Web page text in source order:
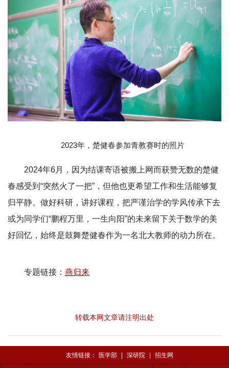
2023年，楚健春参加青教赛时的照片
2024年6月，因为结课寄语被搬上网而获赞无数的楚健
春感受到“突然火了一把”，但他也更希望工作和生活能够复
归平静。做好科研，讲好课程，把严谨治学的学风传承下去
或为同学们“鹏程万里，一生向阳”的未来留下关于数学的美
好回忆，始终是鼓舞楚健春作为一名北大教师的动力所在。
专题链接： 燕归来
转载本网文章请注明出处
友情链接： 医学部 深研院 招生网